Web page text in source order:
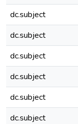
dc.subject
dc.subject
dc.subject
dc.subject
dc.subject
dc.subject